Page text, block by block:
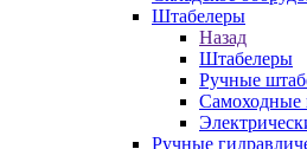
Штабелеры
Назад
Штабелеры
Ручные
Самоходные
Ручные